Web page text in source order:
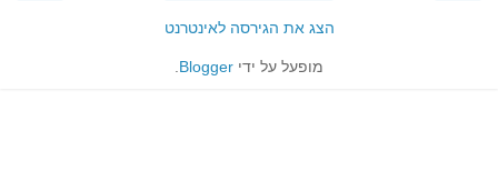
הצג את הגירסה לאינטרנט
מופעל על ידי Blogger